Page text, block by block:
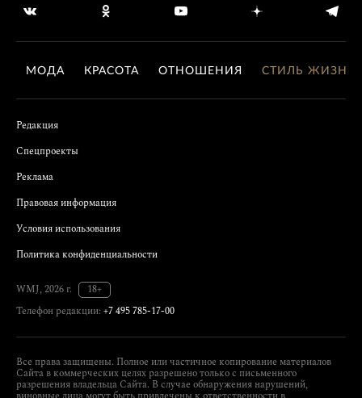
МОДА КРАСОТА ОТНОШЕНИЯ СТИЛЬ ЖИЗНИ
Редакция
Спецпроекты
Реклама
Правовая информация
Условия использования
Политика конфиденциальности
WMJ, 2026 г.
18+
Телефон редакции: +7 495 785-17-00
Все права защищены. Полное или частичное копирование материалов
Сайта в коммерческих целях разрешено только с письменного
разрешения владельца Сайта. В случае обнаружения нарушений,